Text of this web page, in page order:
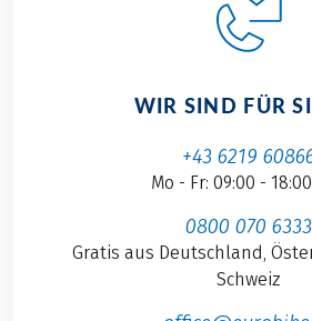
WIR SIND FÜR
+43 6219
Mo - Fr: 09:00 -
0800 070 6333
Gratis aus Deutschland,
Schweiz